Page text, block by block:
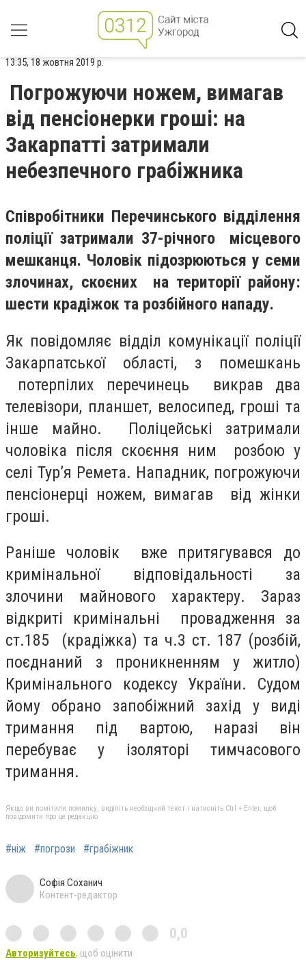
13:35, 18 жовтня 2019 р.
Погрожуючи ножем, вимагав
від пенсіонерки гроші: на
Закарпатті затримали
небезпечного грабіжника
Співробітники Перечинського відділення
поліції затримали 37-річного місцевого
мешканця. Чоловік підозрюються у семи
злочинах, скоєних на території району:
шести крадіжок та розбійного нападу.
Як повідомляє відділ комунікації поліції
Закарпатської області, з помешкань
потерпілих перечинець викрав два
телевізори, планшет, велосипед, гроші та
інше майно. Поліцейські затримали
чоловіка після скоєння ним розбою у
селі Тур’я Ремета. Нападник, погрожуючи
пенсіонерці ножем, вимагав від жінки
гроші.
Раніше чоловік вже притягувався до
кримінальної відповідальності за
злочини майнового характеру. Зараз
відкриті кримінальні провадження за
ст.185 (крадіжка) та ч.3 ст. 187 (розбій,
поєднаний з проникненням у житло)
Кримінального кодексу України. Судом
йому обрано запобіжний захід у виді
тримання під вартою, наразі він
перебуває у ізоляторі тимчасового
тримання.
Якщо ви помітили помилку, виділіть необхідний текст і натисніть Ctrl + Enter, щоб
повідомити про це редакцію
#ніж #погрози #грабіжник
Софія Соханич
Контент-редактор
0,0
Авторизуйтесь, щоб оцінити